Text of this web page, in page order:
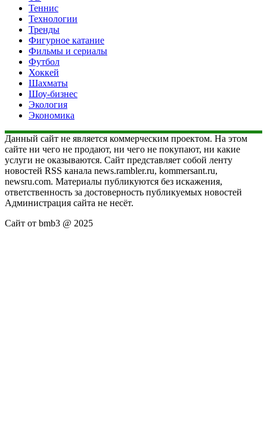
Теннис
Технологии
Тренды
Фигурное катание
Фильмы и сериалы
Футбол
Хоккей
Шахматы
Шоу-бизнес
Экология
Экономика
Данный сайт не является коммерческим проектом. На этом
сайте ни чего не продают, ни чего не покупают, ни какие
услуги не оказываются. Сайт представляет собой ленту
новостей RSS канала news.rambler.ru, kommersant.ru,
newsru.com. Материалы публикуются без искажения,
ответственность за достоверность публикуемых новостей
Администрация сайта не несёт.
Сайт от bmb3 @ 2025